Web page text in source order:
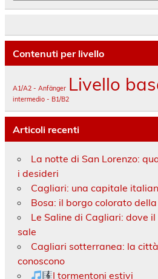
Contenuti per livello
A1/A2 - Anfänger Livello
intermedio - B1/B2
Articoli recenti
La notte di San Lorenzo:
i desideri
Cagliari: una capitale
Bosa: il borgo colorato
Le Saline di Cagliari: dove
sale
Cagliari sotterranea: la
conoscono
I tormentoni estivi